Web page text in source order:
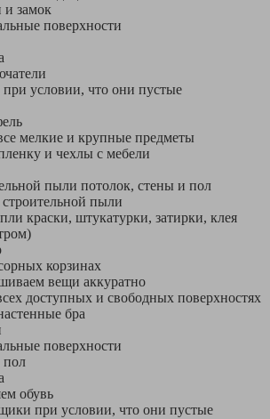
замок
поверхности
условии, что они пустые
мелкие и крупные предметы
и чехлы с мебели
пыли потолок, стены и пол
пыли
краски, штукатурки, затирки, клея
корзинах
вещи аккуратно
доступных и свободных поверхностях
бра
поверхности
пол
обувь
при условии, что они пустые